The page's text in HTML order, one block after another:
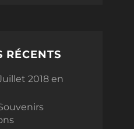
RÉCENTS
2018 en